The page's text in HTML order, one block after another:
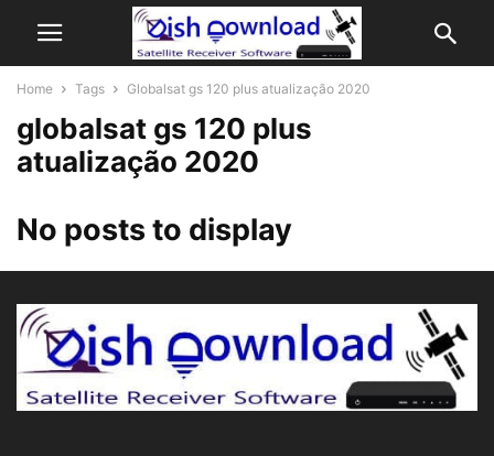
Home Tags Globalsat gs 120 plus atualização 2020
globalsat gs 120 plus
atualização 2020
No posts to display